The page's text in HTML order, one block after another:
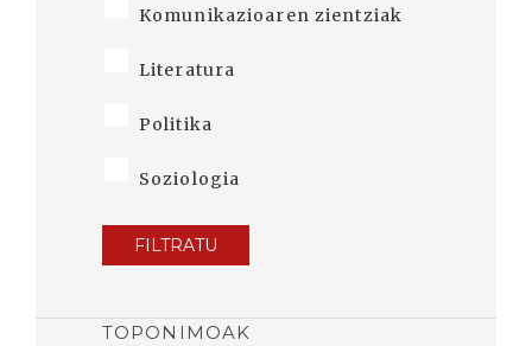
Komunikazioaren zientziak
Literatura
Politika
Soziologia
FILTRATU
TOPONIMOAK